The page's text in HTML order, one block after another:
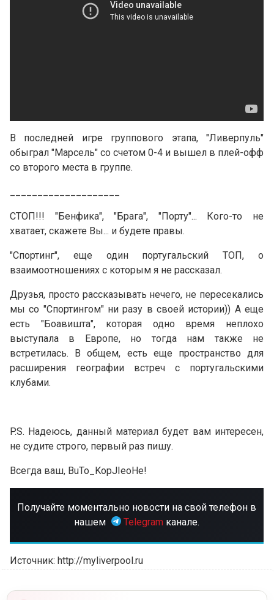
В последней игре группового этапа, "Ливерпуль"
обыграл "Марсель" со счетом 0-4 и вышел в плей-офф
со второго места в группе.
СТОП!!! "Бенфика", "Брага", "Порту"... Кого-то не
хватает, скажете Вы... и будете правы.
"Спортинг", еще один португальский ТОП, о
взаимоотношениях с которым я не рассказал.
Друзья, просто рассказывать нечего, не пересекались
мы со "Спортингом" ни разу в своей истории)) А еще
есть "Боавишта", которая одно время неплохо
выступала в Европе, но тогда нам также не
встретилась. В общем, есть еще пространство для
расширения географии встреч с португальскими
клубами.
P.S. Надеюсь, данный материал будет вам интересен,
не судите строго, первый раз пишу.
Всегда ваш, BuTo_KopJIeoHe!
Получайте моментально новости на свой телефон в
нашем
Telegram канале.
Источник: http://myliverpool.ru